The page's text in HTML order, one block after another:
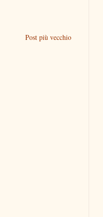
Post più vecchio